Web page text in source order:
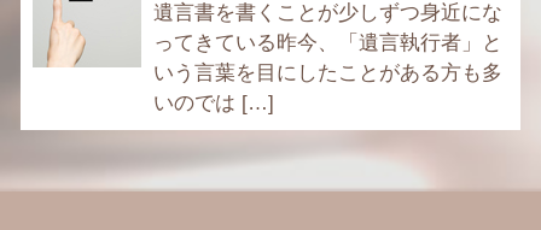
遺言書を書くことが少しずつ身近にな
ってきている昨今、「遺言執行者」と
いう言葉を目にしたことがある方も多
いのでは […]